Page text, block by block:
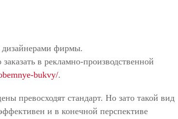
дизайнерами фирмы.
в рекламно-производственной
bukvy/.
превосходят стандарт. Но зато такой вид
и в конечной перспективе